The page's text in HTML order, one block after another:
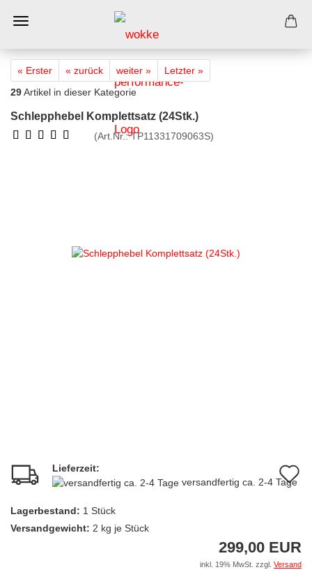
« Erster « zurück weiter »
Letzter »
29Artikel in dieser Kategorie
Schlepphebel Komplettsatz (24Stk.)
(Art.Nr.:TP11331709063S)
Lieferzeit:
versandfertig ca. 2-4 Tage
Lagerbestand: 1 Stück
Versandgewicht: 2 kg je Stück
299,00 EUR
inkl. 19% MwSt. zzgl. Versand